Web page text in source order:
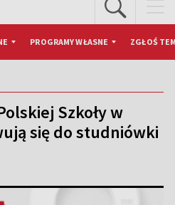
PROGRAMY WŁASNE ZGŁOŚ
Szkoły w
się do studniówki